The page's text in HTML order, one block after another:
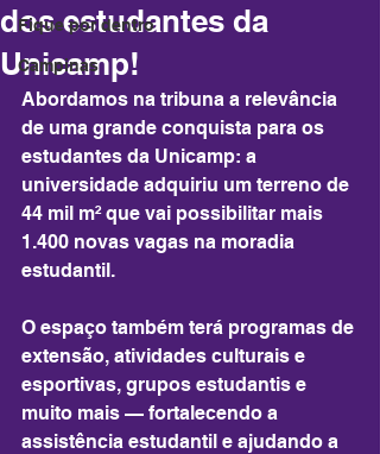
Fique por dentro
Campinas
dos estudantes da
Unicamp!
Abordamos na tribuna a relevância
de uma grande conquista para os
estudantes da Unicamp: a
universidade adquiriu um terreno de
44 mil m² que vai possibilitar mais
1.400 novas vagas na moradia
estudantil.
O espaço também terá programas de
extensão, atividades culturais e
esportivas, grupos estudantis e
muito mais — fortalecendo a
assistência estudantil e ajudando a